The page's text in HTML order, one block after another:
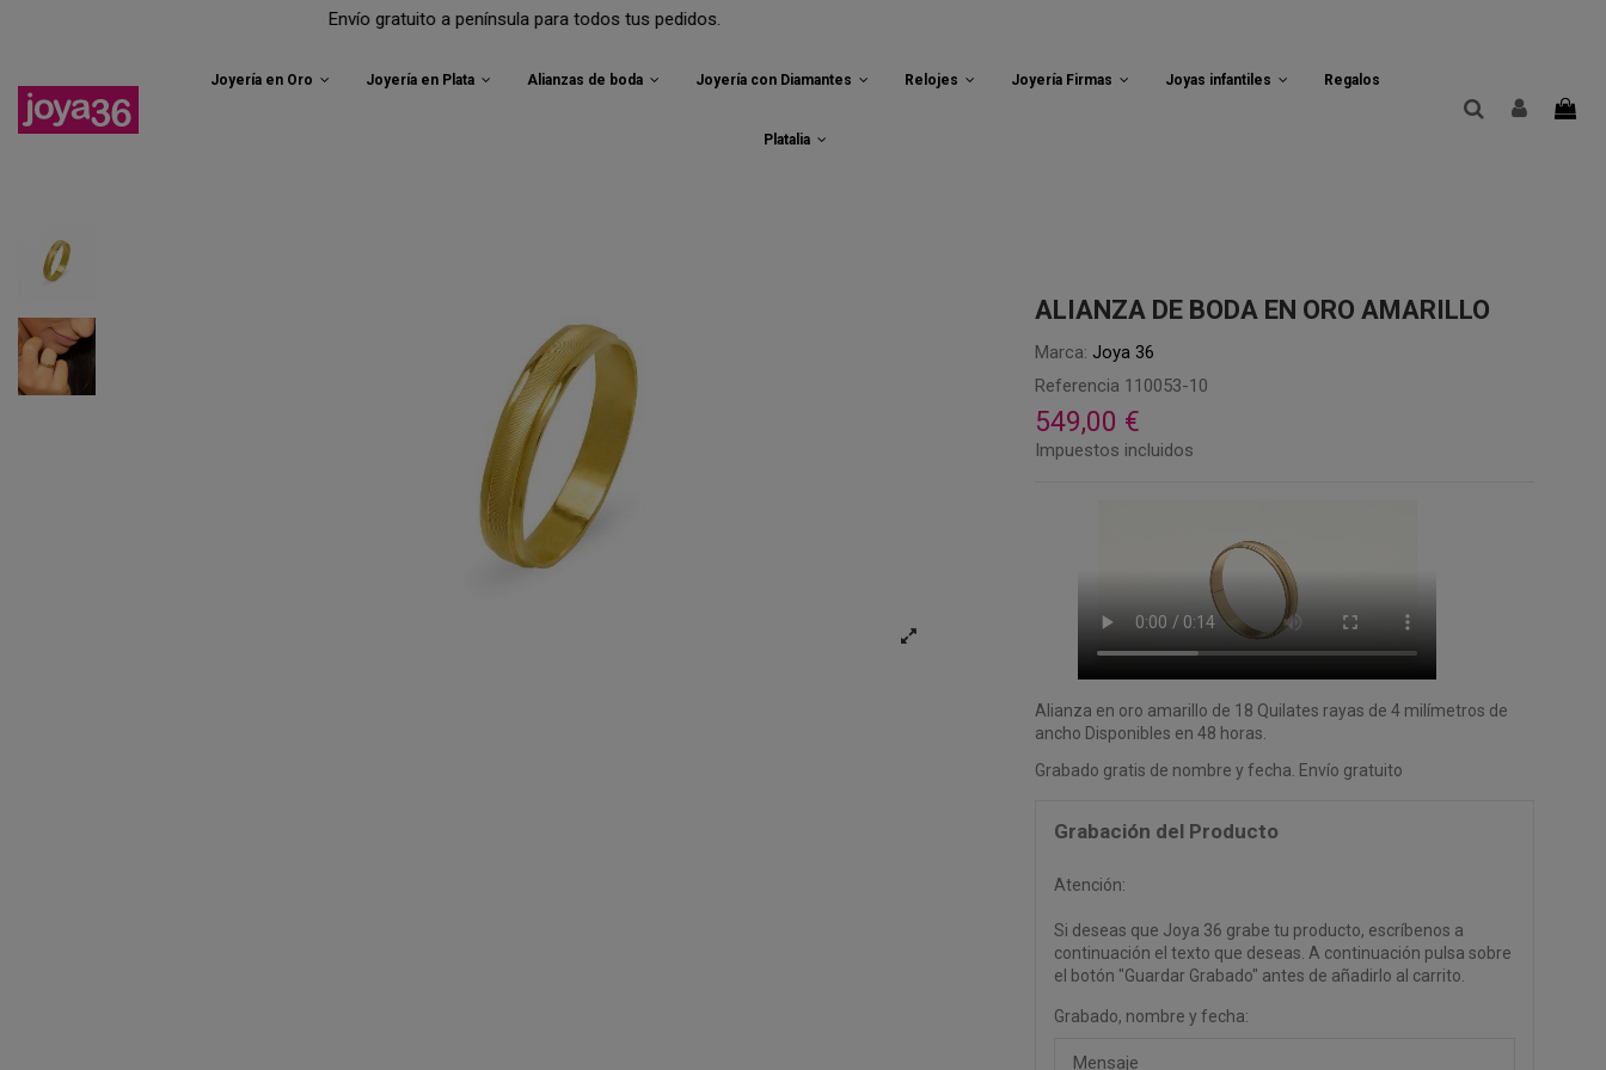
Envío gratuito a península para todos tus pedidos.
Joyería en Oro Joyería en Plata Alianzas de boda Joyería con Diamantes Relojes Joyería Firmas Joyas infantiles Regalos
Platalia
ALIANZA DE BODA EN ORO AMARILLO
Marca: Joya 36
Referencia 110053-10
549,00 €
Impuestos incluidos
Alianza en oro amarillo de 18 Quilates rayas de 4 milímetros de
ancho Disponibles en 48 horas.
Grabado gratis de nombre y fecha. Envío gratuito
Grabación del Producto
Atención:
Si deseas que Joya 36 grabe tu producto, escríbenos a
continuación el texto que deseas. A continuación pulsa sobre
el botón "Guardar Grabado" antes de añadirlo al carrito.
Grabado, nombre y fecha: